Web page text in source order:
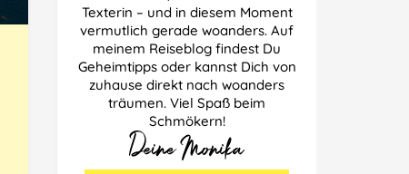
Texterin – und in diesem Moment
vermutlich gerade woanders. Auf
meinem Reiseblog findest Du
Geheimtipps oder kannst Dich von
zuhause direkt nach woanders
träumen. Viel Spaß beim
Schmökern!